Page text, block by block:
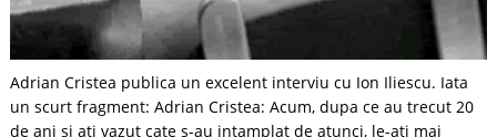
Adrian Cristea publica un excelent interviu cu Ion Iliescu. Iata
un scurt fragment: Adrian Cristea: Acum, dupa ce au trecut 20
de ani si ati vazut cate s-au intamplat de atunci, le-ati mai